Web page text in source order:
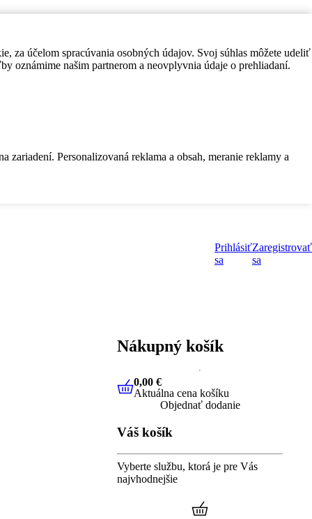
za účelom spracúvania osobných údajov. Svoj súhlas môžete udeliť
oznámime našim partnerom a neovplyvnia údaje o prehliadaní.
Personalizovaná reklama a obsah, meranie reklamy a
Prihlásiť
sa
Zaregistrovať
sa
Nákupný košík
0,00 €Aktuálna cena košíku
0,00 €
Aktuálna cena košíku
Objednať dodanie
Váš košík
Vyberte službu, ktorá je pre Vás
najvhodnejšie